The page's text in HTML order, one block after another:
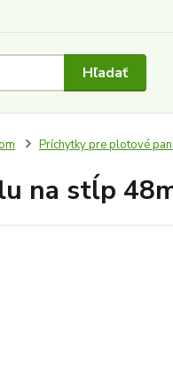
Hľadať
Príchytky pre plotové
na stĺp